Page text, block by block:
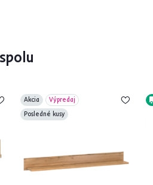
Akcia
Výpredaj
Posledné kusy